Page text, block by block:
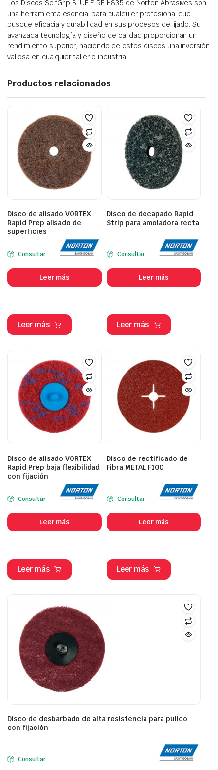
Los Discos SelfGrip BLUE FIRE H835 de Norton Abrasives son
una herramienta esencial para cualquier profesional que
busque eficacia y durabilidad en sus procesos de lijado. Su
avanzada tecnología y diseño de calidad proporcionan un
rendimiento superior, haciendo de estos discos una inversión
valiosa en cualquier taller o industria.
Productos relacionados
Disco de alisado VORTEX
Rapid Prep alisado de
superficies
Consultar
Leer más
Leer más
Disco de decapado Rapid
Strip para amoladora recta
Consultar
Leer más
Leer más
Disco de alisado VORTEX
Rapid Prep baja flexibilidad
con fijación
Consultar
Leer más
Leer más
Disco de rectificado de
Fibra METAL F100
Consultar
Leer más
Leer más
Disco de desbarbado de alta resistencia para pulido
con fijación
Consultar